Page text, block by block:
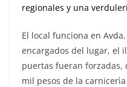
regionales y una
El local funciona en
encargados del lugar, el
puertas fueran forzadas,
mil pesos de la